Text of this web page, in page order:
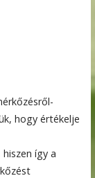
hogy értékelje
így a